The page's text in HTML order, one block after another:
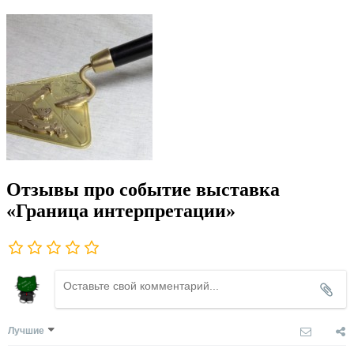
Отзывы про событие выставка
«Граница интерпретации»
Лучшие